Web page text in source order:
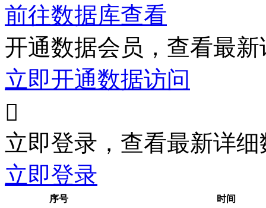
前往数据库查看
开通数据会员，查看最
立即开通数据访问

立即登录，查看最新详细
立即登录
序号
时间